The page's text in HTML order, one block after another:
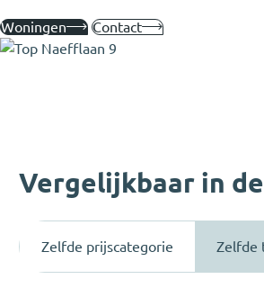
Woningen Contact
Vergelijkbaar in
Zelfde prijscategorie Zelfde